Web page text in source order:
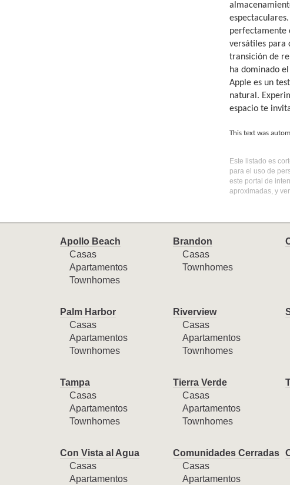
perfectamente
versátiles para
transición de
ha dominado
Apple es un
natural.
espacio te
This text was
Este listado es
para el uso de
este portal de
aproximadas, y
Apollo Beach
Casas
Apartamentos
Townhomes
Brandon
Casas
Townhomes
Palm Harbor
Casas
Apartamentos
Townhomes
Riverview
Casas
Apartamentos
Townhomes
Tampa
Casas
Apartamentos
Townhomes
Tierra Verde
Casas
Apartamentos
Townhomes
Con Vista al Agua
Casas
Apartamentos
Comunidades Cerradas
Casas
Apartamentos